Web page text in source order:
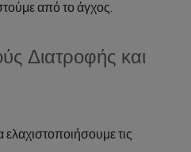
από το άγχος.
Διατροφής και
τις